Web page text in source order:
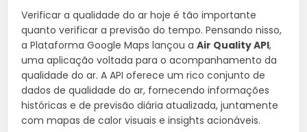
Verificar a qualidade do ar hoje é tão importante
quanto verificar a previsão do tempo. Pensando nisso,
a Plataforma Google Maps lançou aAir Quality API,
uma aplicação voltada para o acompanhamento da
qualidade do ar. A API oferece um rico conjunto de
dados de qualidade do ar, fornecendo informações
históricas e de previsão diária atualizada, juntamente
com mapas de calor visuais e insights acionáveis.